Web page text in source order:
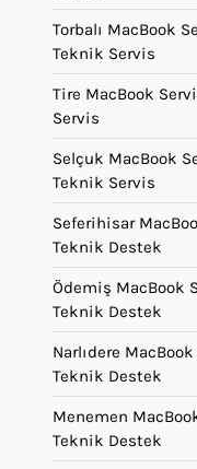
Torbalı MacBook
Teknik Servis
Tire MacBook
Servis
Selçuk MacBook
Teknik Servis
Seferihisar
Teknik Destek
Ödemiş MacBook
Teknik Destek
Narlıdere
Teknik Destek
Menemen
Teknik Destek